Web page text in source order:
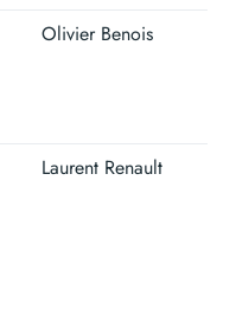
Olivier Benois
Laurent Renault